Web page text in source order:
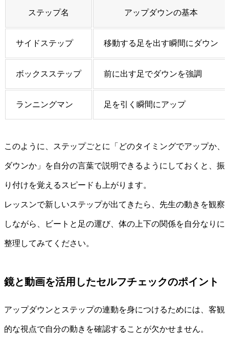
ステップ名 アップダウンの基本
サイドステップ 移動する足を出す瞬間にダウン
ボックスステップ 前に出す足でダウンを強調
ランニングマン 足を引く瞬間にアップ
このように、ステップごとに「どのタイミングでアップか、
ダウンか」を自分の言葉で説明できるようにしておくと、振
り付けを覚えるスピードも上がります。
レッスンで新しいステップが出てきたら、先生の動きを観察
しながら、ビートと足の運び、体の上下の関係を自分なりに
整理してみてください。
鏡と動画を活用したセルフチェックのポイント
アップダウンとステップの連動を身につけるためには、客観
的な視点で自分の動きを確認することが欠かせません。